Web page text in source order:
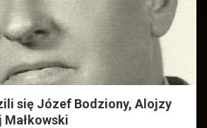
się Józef Bodziony, Alojzy